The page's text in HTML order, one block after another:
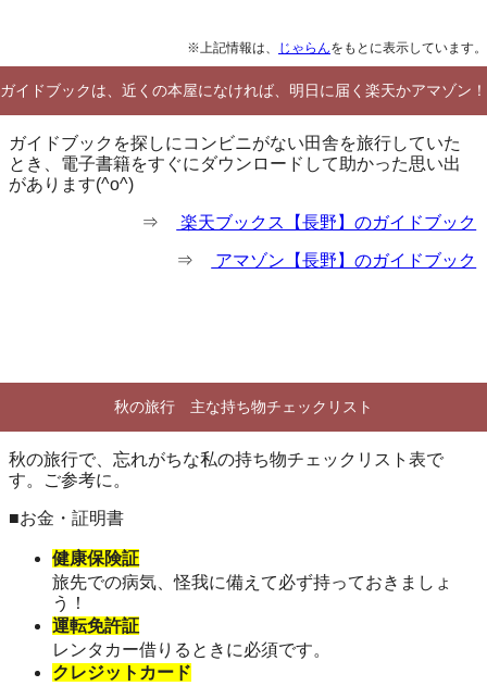
※上記情報は、 じゃらんをもとに表示しています。
ガイドブックは、近くの本屋になければ、明日に届く楽天かアマゾン！
ガイドブックを探しにコンビニがない田舎を旅行していた
とき、電子書籍をすぐにダウンロードして助かった思い出
があります(^o^)
⇒ 楽天ブックス【長野】のガイドブック
⇒ アマゾン【長野】のガイドブック
秋の旅行 主な持ち物チェックリスト
秋の旅行で、忘れがちな私の持ち物チェックリスト表で
す。ご参考に。
■お金・証明書
健康保険証
旅先での病気、怪我に備えて必ず持っておきましょ
う！
運転免許証
レンタカー借りるときに必須です。
クレジットカード